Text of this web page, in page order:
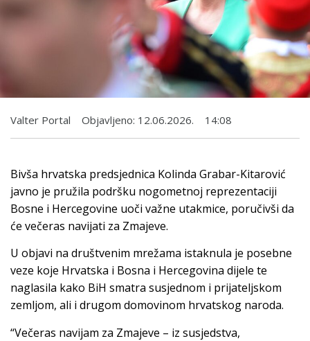
Valter Portal Objavljeno: 12.06.2026. 14:08
Bivša hrvatska predsjednica Kolinda Grabar-Kitarović
javno je pružila podršku nogometnoj reprezentaciji
Bosne i Hercegovine uoči važne utakmice, poručivši da
će večeras navijati za Zmajeve.
U objavi na društvenim mrežama istaknula je posebne
veze koje Hrvatska i Bosna i Hercegovina dijele te
naglasila kako BiH smatra susjednom i prijateljskom
zemljom, ali i drugom domovinom hrvatskog naroda.
“Večeras navijam za Zmajeve – iz susjedstva,